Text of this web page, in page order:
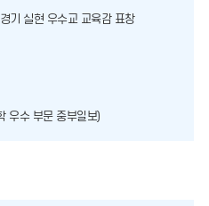
기 실현 우수교 교육감 표창
우수 부문 중부일보)